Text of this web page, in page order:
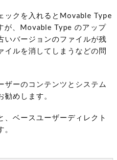
ックを入れるとMovable Type
が、Movable Type のアップ
いバージョンのファイルが残
イルを消してしまうなどの問
ザーのコンテンツとシステム
勧めします。
、ベースユーザーディレクト
。